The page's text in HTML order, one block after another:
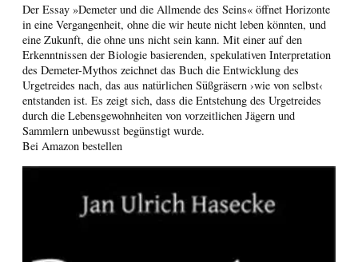
Der Essay »Demeter und die Allmende des Seins« öffnet Horizonte
in eine Vergangenheit, ohne die wir heute nicht leben könnten, und
eine Zukunft, die ohne uns nicht sein kann. Mit einer auf den
Erkenntnissen der Biologie basierenden, spekulativen Interpretation
des Demeter-Mythos zeichnet das Buch die Entwicklung des
Urgetreides nach, das aus natürlichen Süßgräsern ›wie von selbst‹
entstanden ist. Es zeigt sich, dass die Entstehung des Urgetreides
durch die Lebensgewohnheiten von vorzeitlichen Jägern und
Sammlern unbewusst begünstigt wurde.
Bei Amazon bestellen